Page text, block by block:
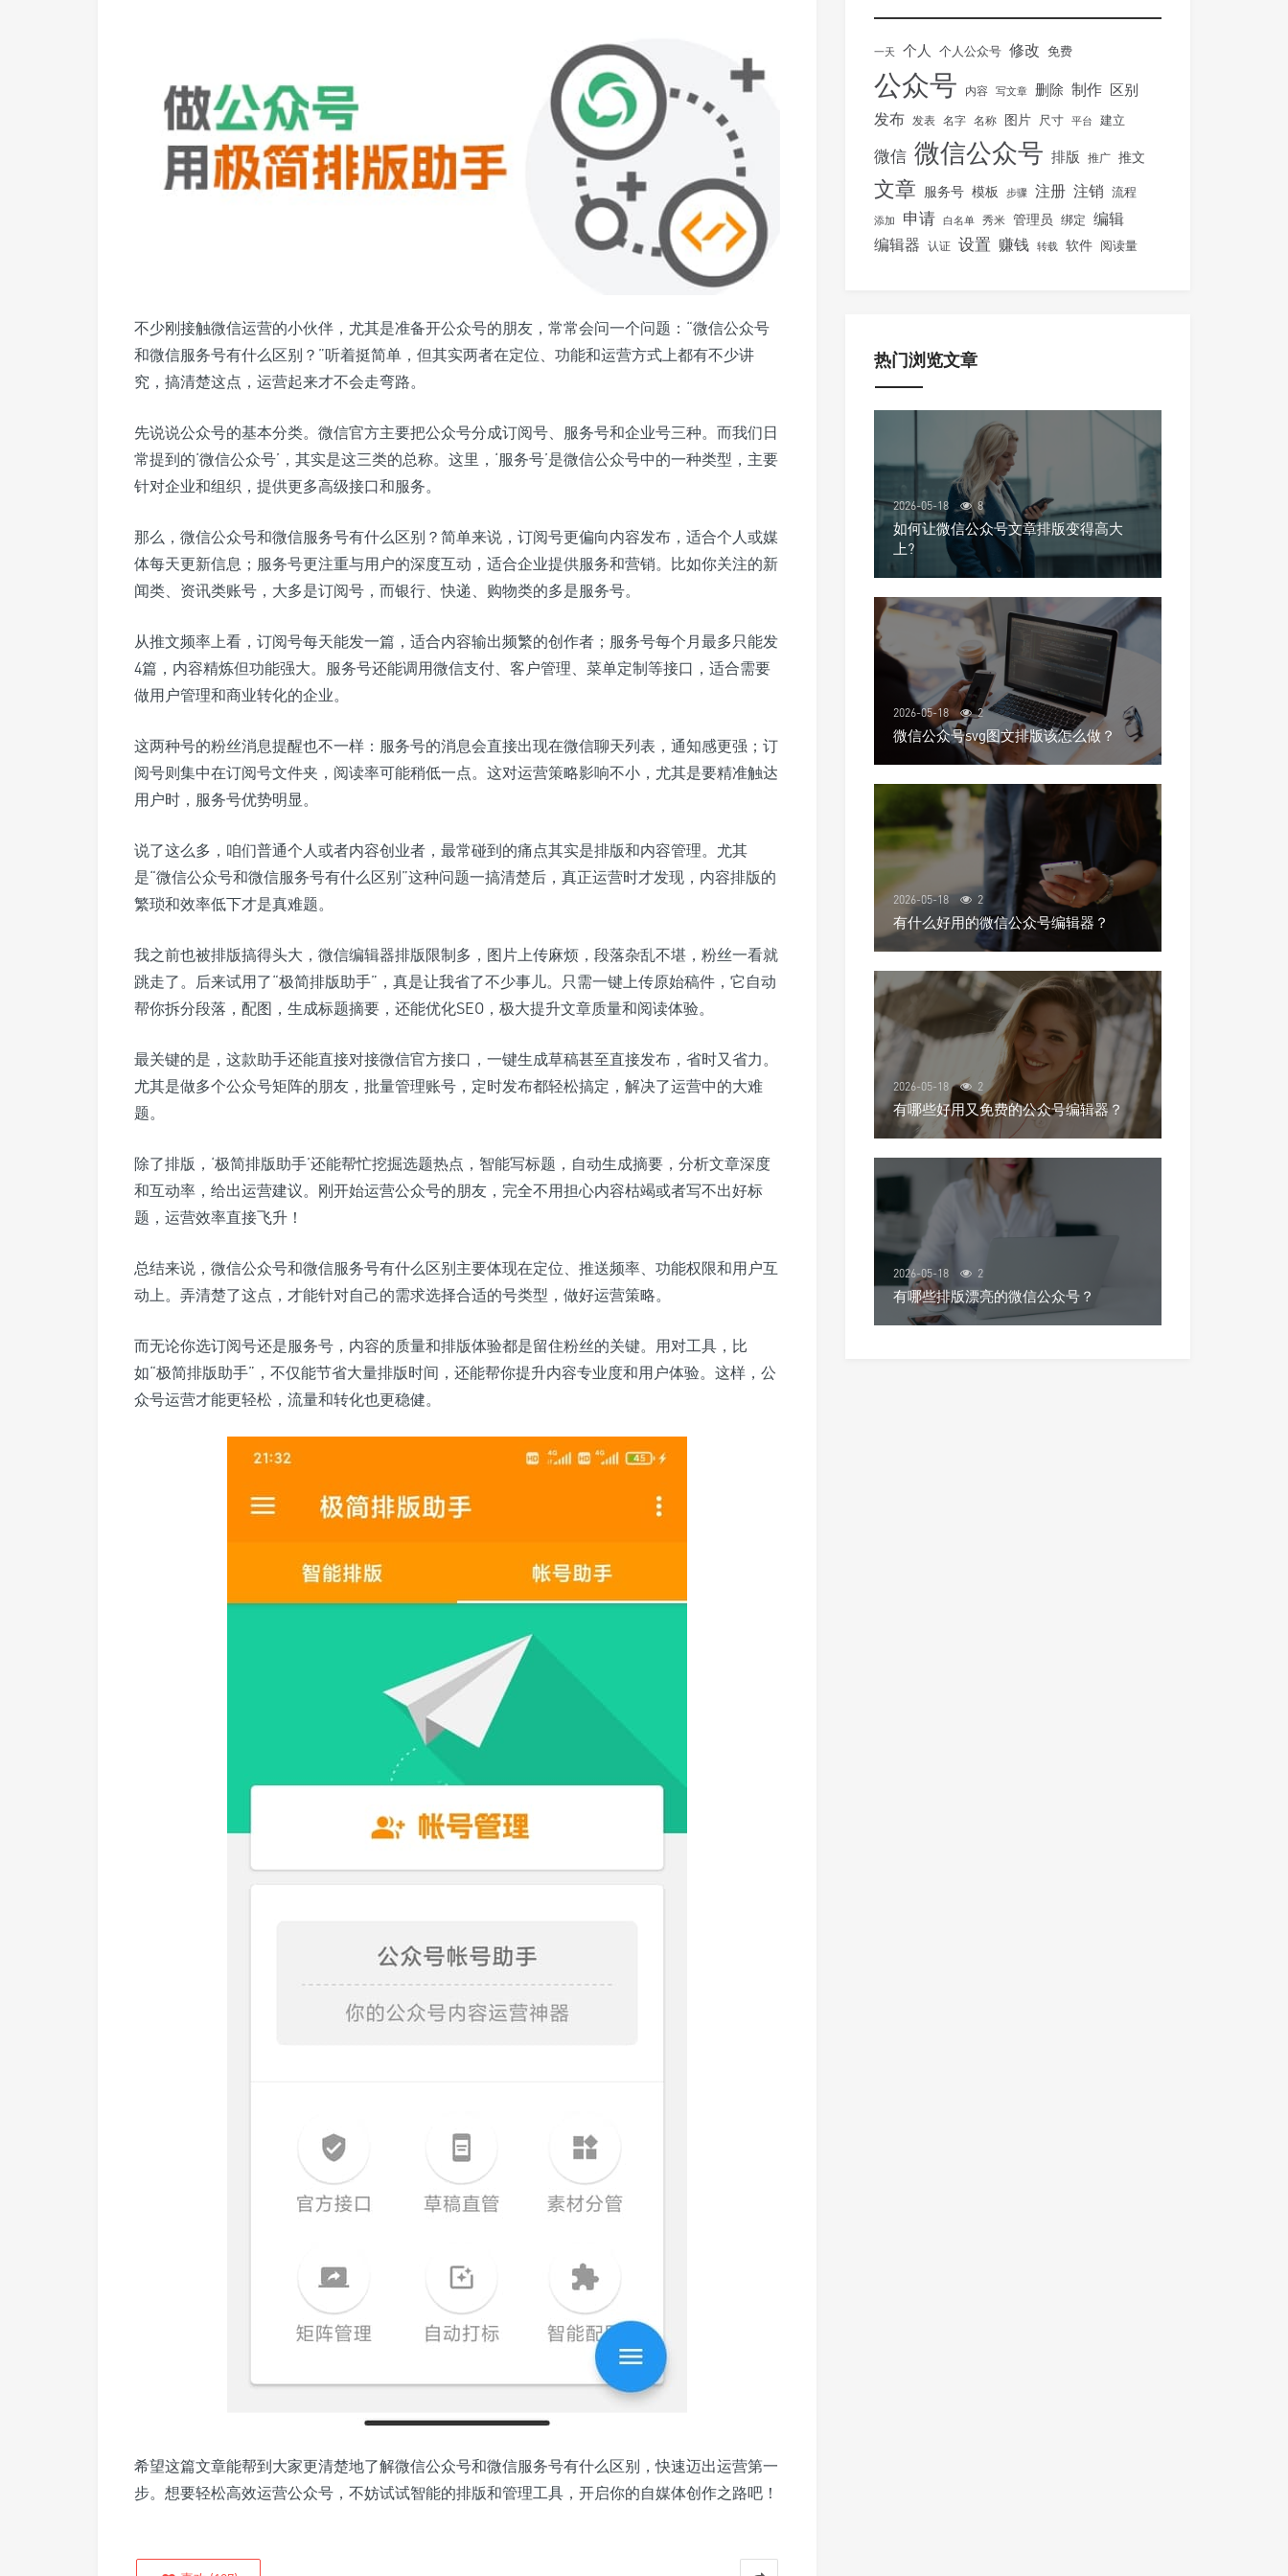
不少刚接触微信运营的小伙伴，尤其是准备开公众号的朋友，常常会问一个问题：“微信公众号
和微信服务号有什么区别？”听着挺简单，但其实两者在定位、功能和运营方式上都有不少讲
究，搞清楚这点，运营起来才不会走弯路。
先说说公众号的基本分类。微信官方主要把公众号分成订阅号、服务号和企业号三种。而我们日
常提到的‘微信公众号’，其实是这三类的总称。这里，‘服务号’是微信公众号中的一种类型，主要
针对企业和组织，提供更多高级接口和服务。
那么，微信公众号和微信服务号有什么区别？简单来说，订阅号更偏向内容发布，适合个人或媒
体每天更新信息；服务号更注重与用户的深度互动，适合企业提供服务和营销。比如你关注的新
闻类、资讯类账号，大多是订阅号，而银行、快递、购物类的多是服务号。
从推文频率上看，订阅号每天能发一篇，适合内容输出频繁的创作者；服务号每个月最多只能发
4篇，内容精炼但功能强大。服务号还能调用微信支付、客户管理、菜单定制等接口，适合需要
做用户管理和商业转化的企业。
这两种号的粉丝消息提醒也不一样：服务号的消息会直接出现在微信聊天列表，通知感更强；订
阅号则集中在订阅号文件夹，阅读率可能稍低一点。这对运营策略影响不小，尤其是要精准触达
用户时，服务号优势明显。
说了这么多，咱们普通个人或者内容创业者，最常碰到的痛点其实是排版和内容管理。尤其
是“微信公众号和微信服务号有什么区别”这种问题一搞清楚后，真正运营时才发现，内容排版的
繁琐和效率低下才是真难题。
我之前也被排版搞得头大，微信编辑器排版限制多，图片上传麻烦，段落杂乱不堪，粉丝一看就
跳走了。后来试用了“极简排版助手”，真是让我省了不少事儿。只需一键上传原始稿件，它自动
帮你拆分段落，配图，生成标题摘要，还能优化SEO，极大提升文章质量和阅读体验。
最关键的是，这款助手还能直接对接微信官方接口，一键生成草稿甚至直接发布，省时又省力。
尤其是做多个公众号矩阵的朋友，批量管理账号，定时发布都轻松搞定，解决了运营中的大难
题。
除了排版，‘极简排版助手’还能帮忙挖掘选题热点，智能写标题，自动生成摘要，分析文章深度
和互动率，给出运营建议。刚开始运营公众号的朋友，完全不用担心内容枯竭或者写不出好标
题，运营效率直接飞升！
总结来说，微信公众号和微信服务号有什么区别主要体现在定位、推送频率、功能权限和用户互
动上。弄清楚了这点，才能针对自己的需求选择合适的号类型，做好运营策略。
而无论你选订阅号还是服务号，内容的质量和排版体验都是留住粉丝的关键。用对工具，比
如“极简排版助手”，不仅能节省大量排版时间，还能帮你提升内容专业度和用户体验。这样，公
众号运营才能更轻松，流量和转化也更稳健。
希望这篇文章能帮到大家更清楚地了解微信公众号和微信服务号有什么区别，快速迈出运营第一
步。想要轻松高效运营公众号，不妨试试智能的排版和管理工具，开启你的自媒体创作之路吧！
一天 个人 个人公众号 修改 免费
公众号 内容 写文章 删除 制作 区别
发布 发表 名字 名称 图片 尺寸 平台 建立
微信 微信公众号 排版 推广 推文
文章 服务号 模板 步骤 注册 注销 流程
添加 申请 白名单 秀米 管理员 绑定 编辑
编辑器
认证 设置 赚钱 转载 软件 阅读量
热门浏览文章
2026-05-18 8
如何让微信公众号文章排版变得高大
上?
2026-05-18 2
微信公众号svg图文排版该怎么做？
2026-05-18 2
有什么好用的微信公众号编辑器？
2026-05-18 2
有哪些好用又免费的公众号编辑器？
2026-05-18 2
有哪些排版漂亮的微信公众号？